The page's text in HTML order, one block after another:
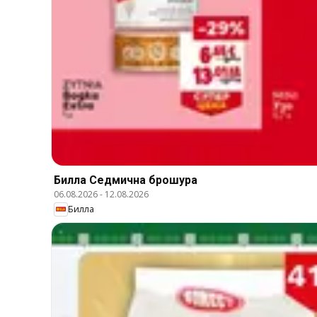
Билла Cедмична брошура
06.08.2026- 12.08.2026
Билла